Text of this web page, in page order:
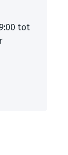
tot